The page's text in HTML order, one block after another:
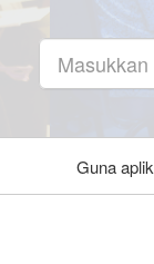
Guna